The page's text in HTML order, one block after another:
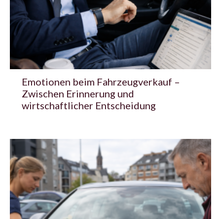
Emotionen beim Fahrzeugverkauf –
Zwischen Erinnerung und
wirtschaftlicher Entscheidung